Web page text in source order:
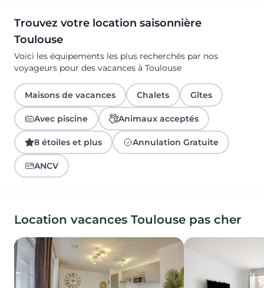
Trouvez votre location saisonnière
Toulouse
Voici les équipements les plus recherchés par nos
voyageurs pour des vacances à Toulouse
Maisons de vacances Chalets Gîtes
Avec piscine Animaux acceptés
8 étoiles et plus Annulation Gratuite
ANCV
Location vacances Toulouse pas cher